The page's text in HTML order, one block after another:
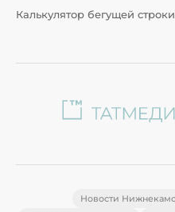
Калькулятор бегущей
Новости